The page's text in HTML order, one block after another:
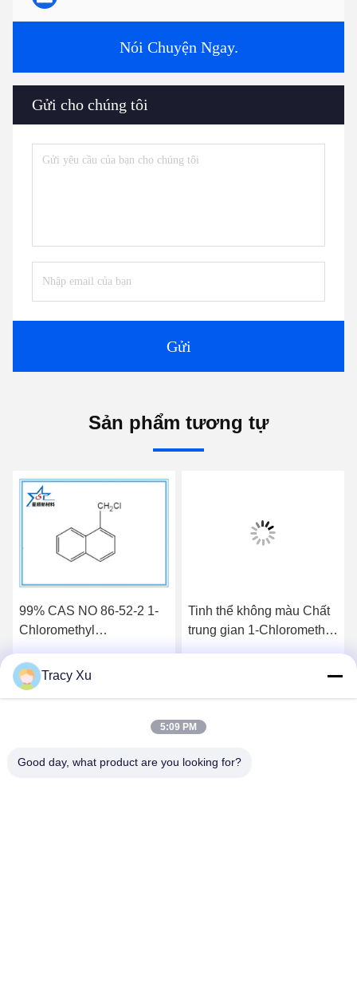
Nói Chuyện Ngay.
Gửi cho chúng tôi
Gửi
Sản phẩm tương tự
99% CAS NO 86-52-2 1-
Chloromethyl
trung gian
Nói Chuyện Ngay.
Tinh thể không màu Chất
trung gian 1-Chloromethyl
Tracy Xu
5:09 PM
Good day, what product are you looking for?